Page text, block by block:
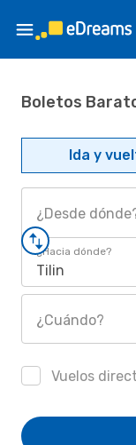
Boletos
Ida y
¿Desde
¿Hacia dónde?
Tilin
¿Cuándo?
Vuelos